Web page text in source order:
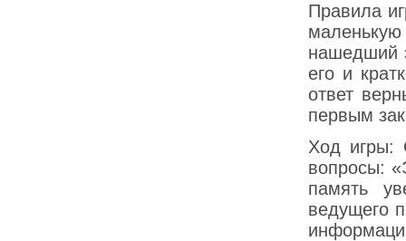
Правила
нашедший
его и
ответ
первым
Ход игры:
вопросы:
память
ведущего